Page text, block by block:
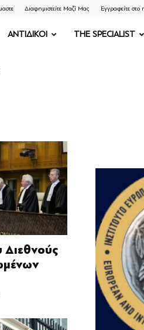
Διαφημιστείτε Μαζί Μας Εγγραφείτε
ΑΝΤΙΔΙΚΟΙ THE SPECIALIST
Διεθνούς